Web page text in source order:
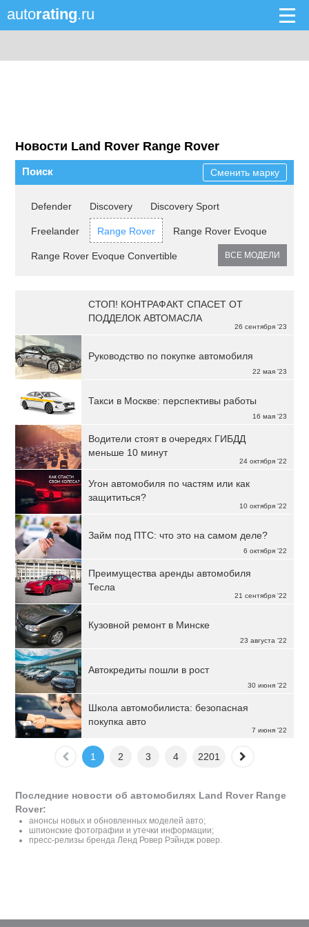
autorating.ru
Новости Land Rover Range Rover
Поиск Сменить марку
Defender Discovery Discovery Sport
Freelander Range Rover Range Rover Evoque
Range Rover Evoque Convertible ВСЕ МОДЕЛИ
26 сентября '23
СТОП! КОНТРАФАКТ СПАСЕТ ОТ
ПОДДЕЛОК АВТОМАСЛА
22 мая '23
Руководство по покупке автомобиля
16 мая '23
Такси в Москве: перспективы работы
24 октября '22
Водители стоят в очередях ГИБДД
меньше 10 минут
10 октября '22
Угон автомобиля по частям или как
защититься?
6 октября '22
Займ под ПТС: что это на самом деле?
21 сентября '22
Преимущества аренды автомобиля
Тесла
23 августа '22
Кузовной ремонт в Минске
30 июня '22
Автокредиты пошли в рост
7 июня '22
Школа автомобилиста: безопасная
покупка авто
1 2 3 4 2201
Последние новости об автомобилях Land Rover Range
Rover:
анонсы новых и обновленных моделей авто;
шпионские фотографии и утечки информации;
пресс-релизы бренда Ленд Ровер Рэйндж ровер.